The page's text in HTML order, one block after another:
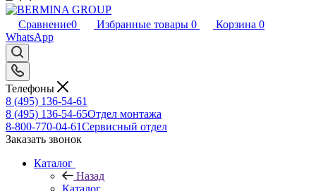
Сравнение0 Избранные товары 0 Корзина 0
WhatsApp
Телефоны
8 (495) 136-54-61
8 (495) 136-54-65Отдел монтажа
8-800-770-04-61Сервисный отдел
Заказать звонок
Каталог
Назад
Каталог